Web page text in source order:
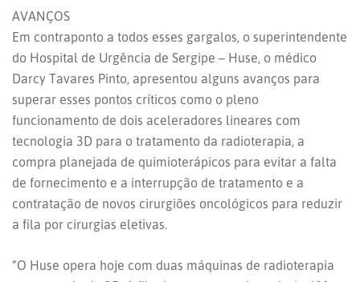
AVANÇOS
Em contraponto a todos esses gargalos, o superintendente
do Hospital de Urgência de Sergipe – Huse, o médico
Darcy Tavares Pinto, apresentou alguns avanços para
superar esses pontos críticos como o pleno
funcionamento de dois aceleradores lineares com
tecnologia 3D para o tratamento da radioterapia, a
compra planejada de quimioterápicos para evitar a falta
de fornecimento e a interrupção de tratamento e a
contratação de novos cirurgiões oncológicos para reduzir
a fila por cirurgias eletivas.
“O Huse opera hoje com duas máquinas de radioterapia